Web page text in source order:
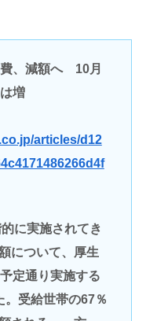
、減額へ 10月
増
articles/d12
に実施されてき
について、厚生
定通り実施する
。受給世帯の67％